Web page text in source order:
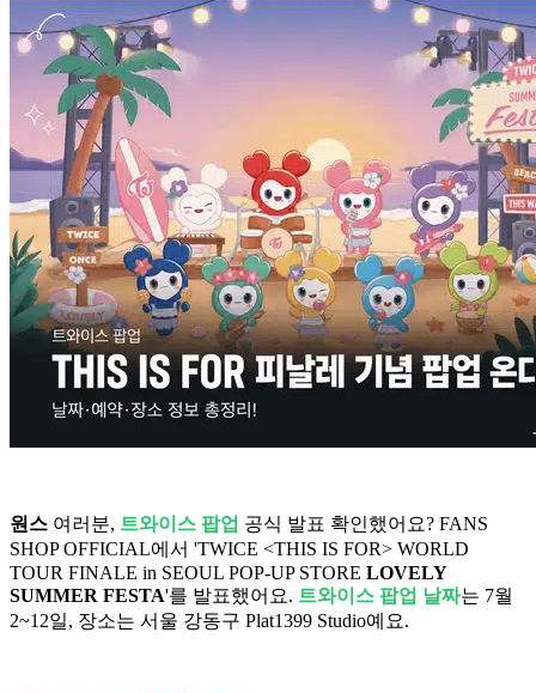
원스 여러분, 트와이스 팝업 공식 발표 확인했어요? FANS
SHOP OFFICIAL에서 'TWICE <THIS IS FOR> WORLD
TOUR FINALE in SEOUL POP-UP STORE LOVELY
SUMMER FESTA'를 발표했어요. 트와이스 팝업 날짜는 7월
2~12일, 장소는 서울 강동구 Plat1399 Studio예요.